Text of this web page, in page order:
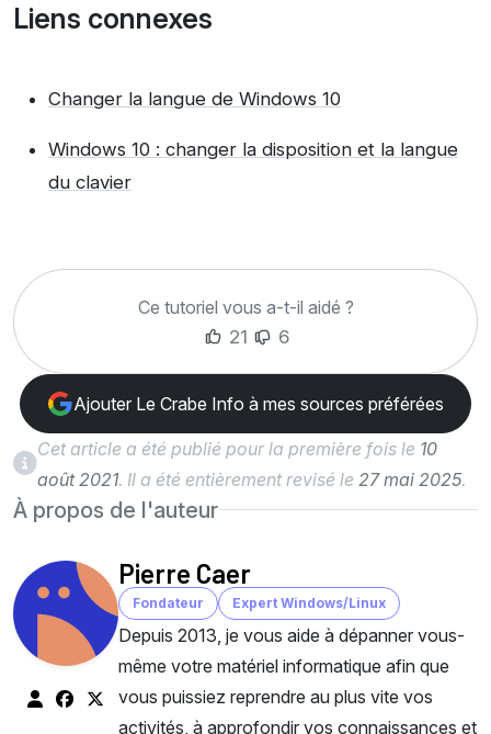
Liens connexes
Changer la langue de Windows 10
Windows 10 : changer la disposition et la langue
du clavier
Ce tutoriel vous a-t-il aidé ?
21
6
Ajouter Le Crabe Info à mes sources préférées
Cet article a été publié pour la première fois le 10
août 2021. Il a été entièrement revisé le 27 mai 2025.
À propos de l'auteur
Pierre Caer
Fondateur Expert Windows/Linux
Depuis 2013, je vous aide à dépanner vous-
même votre matériel informatique afin que
vous puissiez reprendre au plus vite vos
activités, à approfondir vos connaissances et